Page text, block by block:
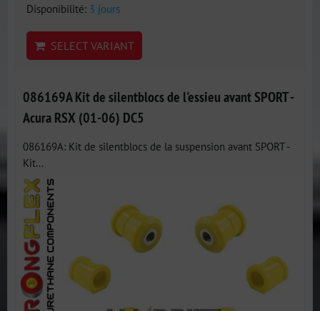
Disponibilité: 3 jours
SELECT VARIANT
086169A Kit de silentblocs de l'essieu avant SPORT -
Acura RSX (01-06) DC5
086169A: Kit de silentblocs de la suspension avant SPORT -
Kit...